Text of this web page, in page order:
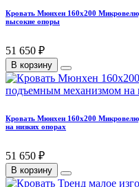
Кровать Мюнхен 160х200
высокие опоры
51 650 ₽
В корзину
Кровать Мюнхен 160х200
на низких опорах
51 650 ₽
В корзину